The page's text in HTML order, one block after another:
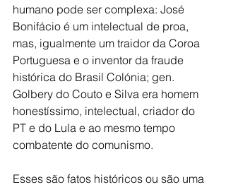
humano pode ser complexa: José
Bonifácio é um intelectual de proa,
mas, igualmente um traidor da Coroa
Portuguesa e o inventor da fraude
histórica do Brasil Colónia; gen.
Golbery do Couto e Silva era homem
honestíssimo, intelectual, criador do
PT e do Lula e ao mesmo tempo
combatente do comunismo.
Esses são fatos históricos ou são uma